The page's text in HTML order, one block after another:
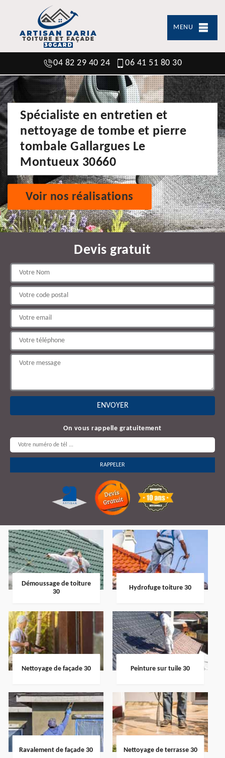
MENU
04 82 29 40 24 06 41 51 80 30
Spécialiste en entretien et
nettoyage de tombe et pierre
tombale Gallargues Le
Montueux 30660
Voir nos réalisations
Devis gratuit
On vous rappelle gratuitement
Démoussage de toiture
30
Hydrofuge toiture 30
Nettoyage de façade 30 Peinture sur tuile 30
Ravalement de façade 30 Nettoyage de terrasse 30